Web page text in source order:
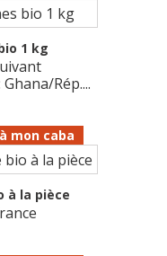
1 kg
Rép....
mon caba
à la pièce